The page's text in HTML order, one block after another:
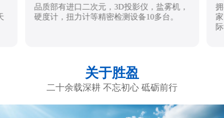
品质部有进口二次元，3D投影仪，盐雾机，
硬度计，扭力计等精密检测设备10多台。
关于胜盈
二十余载深耕 不忘初心 砥砺前行